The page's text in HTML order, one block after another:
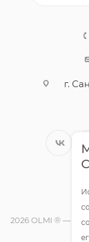
г.
2026 OLMI ® —